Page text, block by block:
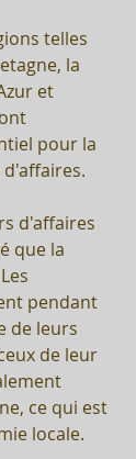
telles
la
et
pour la
d'affaires
que la
pendant
de leurs
de leur
ce qui est
locale.